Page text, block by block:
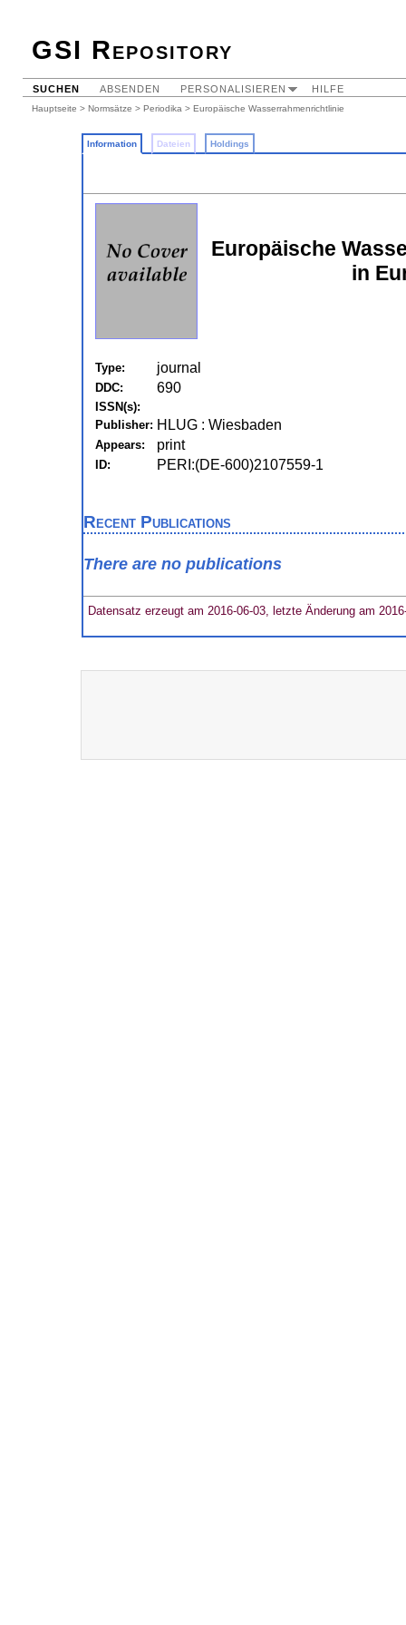
GSI Repository
SUCHEN ABSENDEN PERSONALISIEREN HILFE
Hauptseite > Normsätze > Periodika > Europäische Wasserrahmenrichtlinie
Information Dateien Holdings
Europäische
in
Type: journal
DDC: 690
ISSN(s):
Publisher: HLUG : Wiesbaden
Appears: print
ID: PERI:(DE-600)2107559-1
Recent Publications
There are no publications
Datensatz erzeugt am 2016-06-03, letzte Änderung am